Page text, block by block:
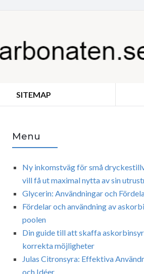
SITEMAP
Menu
Ny inkomstväg för små
vill få ut maximal nytta av sin
Glycerin: Användningar och
Fördelar och användning av
poolen
Din guide till att skaffa
korrekta möjligheter
Julas Citronsyra: Effektiva
och Idéer